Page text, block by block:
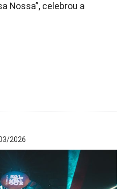
Nossa”, celebrou a
2026